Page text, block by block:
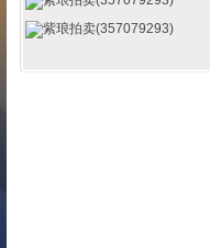
紫琅拍卖(357079293)